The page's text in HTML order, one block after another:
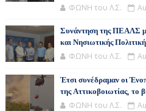
ΦΩΝΗ του Λ.Σ.
Συνάντηση της ΠΕΑΛΣ
και Νησιωτικής
ΦΩΝΗ του Λ.Σ.
Έτσι συνέδραμαν οι
της Αττικοβοιωτίας, το
ΦΩΝΗ του Λ.Σ.